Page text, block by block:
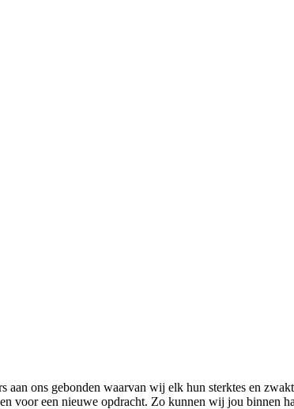
aan ons gebonden waarvan wij elk hun sterktes en
voor een nieuwe opdracht. Zo kunnen wij jou binnen